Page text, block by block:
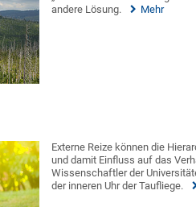
andere Lösung.
Mehr
Externe Reize können die
und damit Einfluss auf das
Wissenschaftler der
der inneren Uhr der Taufliege.